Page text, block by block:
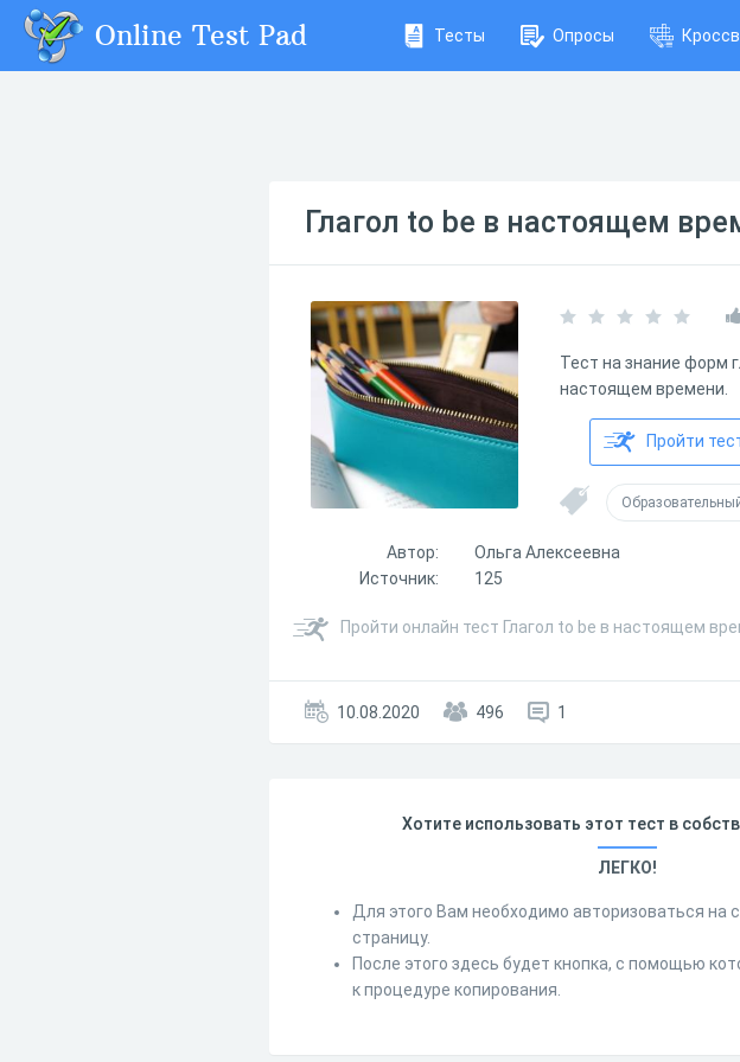
Online Test Pad Тесты Опросы
Глагол to be в настоящем
Тест на знание форм
настоящем времени.
Пройти
Автор:
Ольга Алексеевна
Источник:
125
Пройти онлайн тест Глагол to be в настоящем
10.08.2020 496 1
Хотите использовать этот тест в
ЛЕГКО!
Для этого Вам необходимо авторизоваться на
страницу.
После этого здесь будет кнопка, с помощью
к процедуре копирования.